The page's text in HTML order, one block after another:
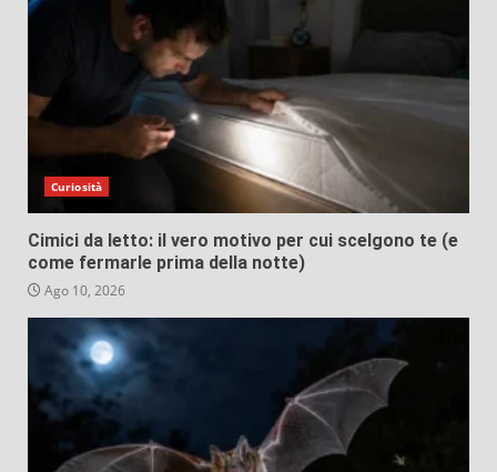
Curiosità
Cimici da letto: il vero motivo per cui scelgono te (e
come fermarle prima della notte)
Ago 10, 2026